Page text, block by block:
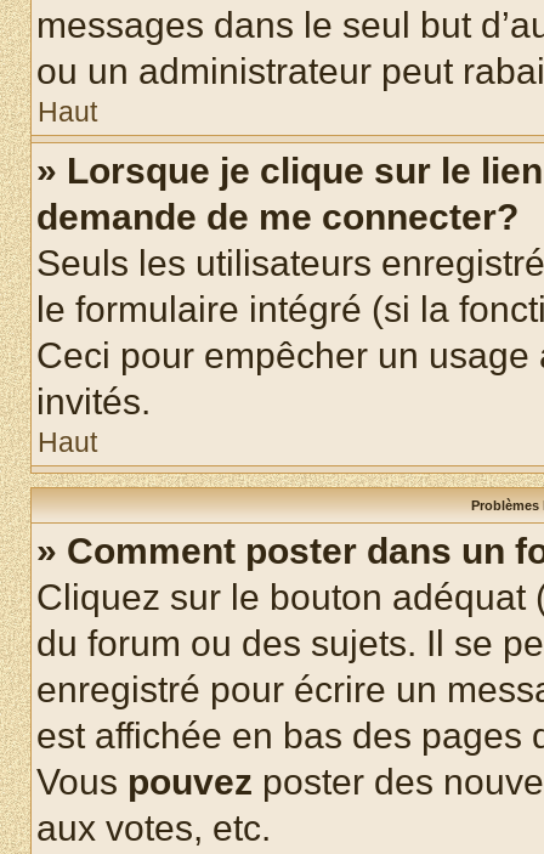
messages dans le seul but
ou un administrateur peut
Haut
» Lorsque je clique sur le
demande de me connecter?
Seuls les utilisateurs
le formulaire intégré (si la
Ceci pour empêcher un
invités.
Haut
Problèmes
» Comment poster dans un
Cliquez sur le bouton
du forum ou des sujets. Il se
enregistré pour écrire un
est affichée en bas des pages
Vous pouvez poster des
aux votes, etc.